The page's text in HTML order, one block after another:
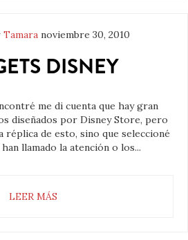
Tamara noviembre 30, 2010
DISNEY
me di cuenta que hay gran
diseñados por Disney Store, pero
réplica de esto, sino que seleccioné
llamado la atención o los...
LEER MÁS